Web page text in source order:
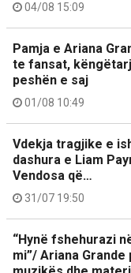
04/08 15:09
Pamja e Ariana
te fansat,
peshën e saj
01/08 10:49
Vdekja tragjike e
dashura e Liam
Vendosa që…
31/07 19:50
“Hynë fshehurazi
mi”/ Ariana